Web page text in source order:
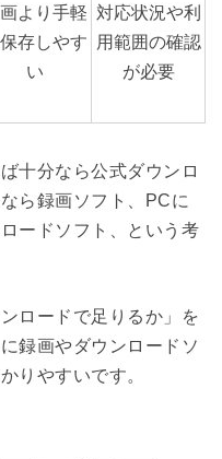
より手軽
存しやす
い
対応状況や利
用範囲の確認
が必要
十分なら公式ダウンロ
ら録画ソフト、PCに
ードソフト、という考
ロードで足りるか」を
録画やダウンロードソ
りやすいです。